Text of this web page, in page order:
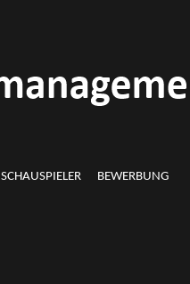
SCHAUSPIELER BEWERBUNG